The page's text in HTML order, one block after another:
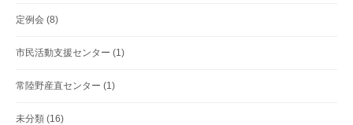
定例会 (8)
市民活動支援センター (1)
常陸野産直センター (1)
未分類 (16)